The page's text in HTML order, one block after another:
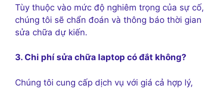
Tùy thuộc vào mức độ nghiêm trọng của sự cố,
chúng tôi sẽ chẩn đoán và thông báo thời gian
sửa chữa dự kiến.
3. Chi phí sửa chữa laptop có đắt không?
Chúng tôi cung cấp dịch vụ với giá cả hợp lý,